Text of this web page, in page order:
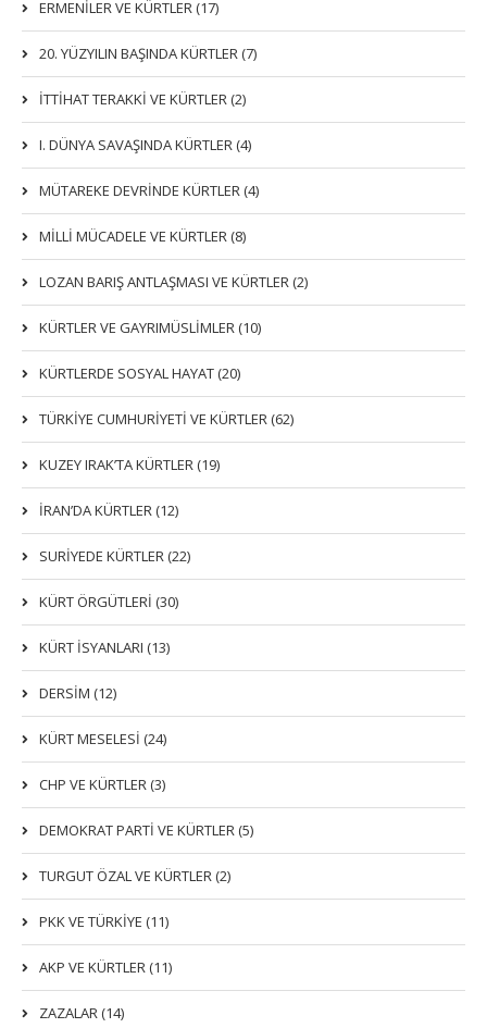
ERMENİLER VE KÜRTLER (17)
20. YÜZYILIN BAŞINDA KÜRTLER (7)
İTTIHAT TERAKKI VE KÜRTLER (2)
I. DÜNYA SAVAŞINDA KÜRTLER (4)
MÜTAREKE DEVRİNDE KÜRTLER (4)
MİLLİ MÜCADELE VE KÜRTLER (8)
LOZAN BARIŞ ANTLAŞMASI VE KÜRTLER (2)
KÜRTLER VE GAYRIMÜSLIMLER (10)
KÜRTLERDE SOSYAL HAYAT (20)
TÜRKİYE CUMHURİYETİ VE KÜRTLER (62)
KUZEY IRAK’TA KÜRTLER (19)
İRAN’DA KÜRTLER (12)
SURİYEDE KÜRTLER (22)
KÜRT ÖRGÜTLERİ (30)
KÜRT İSYANLARI (13)
DERSIM (12)
KÜRT MESELESİ (24)
CHP VE KÜRTLER (3)
DEMOKRAT PARTI VE KÜRTLER (5)
TURGUT ÖZAL VE KÜRTLER (2)
PKK VE TÜRKIYE (11)
AKP VE KÜRTLER (11)
ZAZALAR (14)